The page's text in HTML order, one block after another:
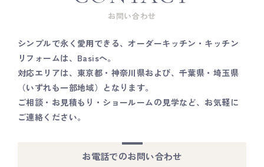
お問い合わせ
シンプルで永く愛用できる、オーダーキッチン・キッチン
リフォームは、Basisへ。
対応エリアは、東京都・神奈川県および、千葉県・埼玉県
（いずれも一部地域）となります。
ご相談・お見積もり・ショールームの見学など、お気軽に
ご連絡ください。
お電話でのお問い合わせ